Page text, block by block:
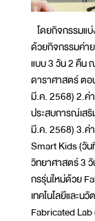
โดยกิจกรรมแ
ด้วยกิจกรรมค่า
แบบ 3 วัน 2 คืน
ดาราศาสตร์ ตอ
มี.ค. 2568) 2.ค่
ประสบการณ์เส
มี.ค. 2568) 3.ค่
Smart Kids (วั
วิทยาศาสตร์ 3
กรรุ่นใหม่ด้วย
เทคโนโลยีและน
Fabricated